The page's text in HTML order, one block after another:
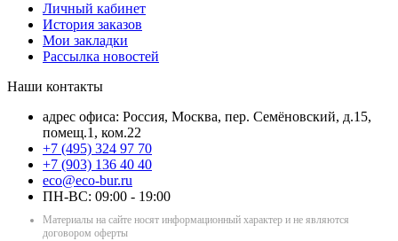
Личный кабинет
История заказов
Мои закладки
Рассылка новостей
Наши контакты
адрес офиса: Россия, Москва, пер. Семёновский, д.15,
помещ.1, ком.22
+7 (495) 324 97 70
+7 (903) 136 40 40
eco@eco-bur.ru
ПН-ВС: 09:00 - 19:00
Материалы на сайте носят информационный характер и не являются
договором оферты